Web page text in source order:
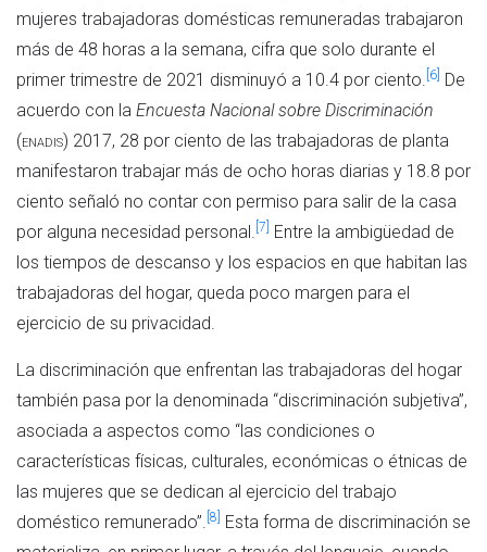
mujeres trabajadoras domésticas remuneradas trabajaron
más de 48 horas a la semana, cifra que solo durante el
primer trimestre de 2021 disminuyó a 10.4 por ciento. [6] De
acuerdo con la Encuesta Nacional sobre Discriminación
(enadis) 2017, 28 por ciento de las trabajadoras de planta
manifestaron trabajar más de ocho horas diarias y 18.8 por
ciento señaló no contar con permiso para salir de la casa
por alguna necesidad personal. [7]
Entre la ambigüedad de
los tiempos de descanso y los espacios en que habitan las
trabajadoras del hogar, queda poco margen para el
ejercicio de su privacidad.
La discriminación que enfrentan las trabajadoras del hogar
también pasa por la denominada “discriminación subjetiva”,
asociada a aspectos como “las condiciones o
características físicas, culturales, económicas o étnicas de
las mujeres que se dedican al ejercicio del trabajo
doméstico remunerado”. [8]
Esta forma de discriminación se